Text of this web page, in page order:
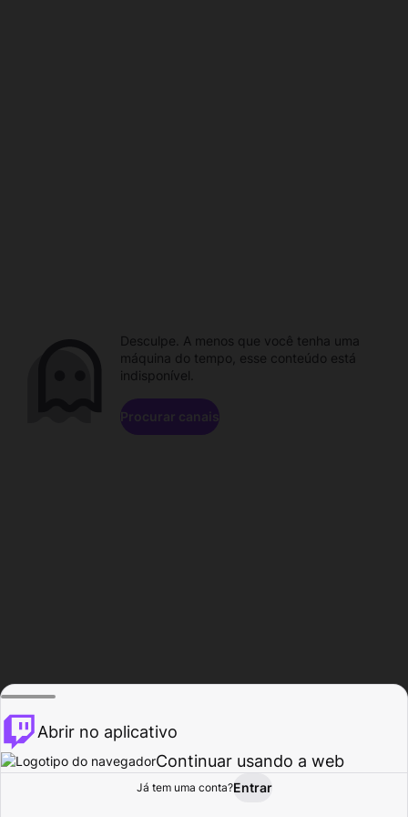
Procurar Atividade
Desculpe. A menos que você tenha uma
máquina do tempo, esse conteúdo está
indisponível.
Procurar canais
Abrir no aplicativo
Continuar usando a web
Já tem uma conta?Entrar